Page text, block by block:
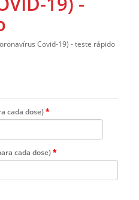
Covid-19) - teste rápido
cada dose)
cada dose)